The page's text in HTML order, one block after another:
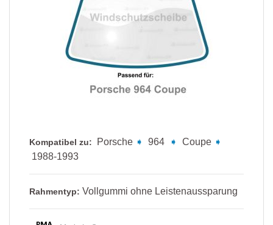
Kompatibel zu: Porsche ➧ 964 ➧ Coupe ➧
1988-1993
Rahmentyp: Vollgummi ohne Leistenaussparung